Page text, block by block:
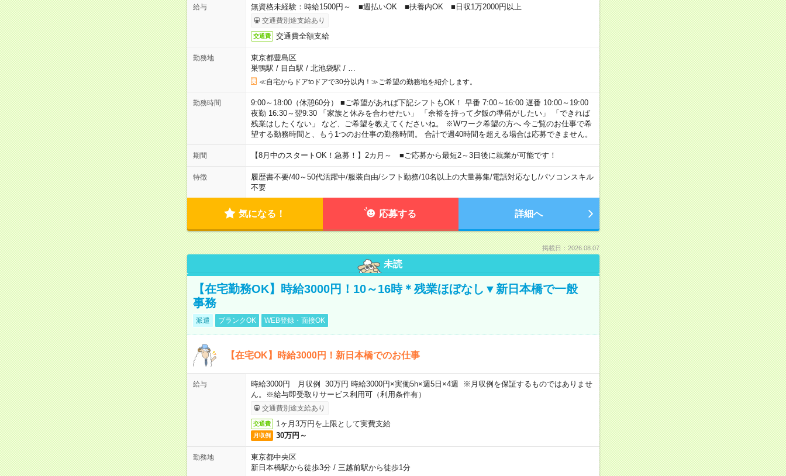
給与 無資格未経験：時給1500円～ ■週払いOK ■扶養内OK ■日収1万2000円以上
交通費別途支給あり
交通費 交通費全額支給
勤務地
東京都豊島区
巣鴨駅 / 目白駅 / 北池袋駅 /
≪自宅からドアtoドアで30分以内！≫ご希望の勤務地を紹介します。
勤務時間
9:00～18:00（休憩60分） ■ご希望があれば下記シフトもOK！ 早番 7:00～16:00 遅番 10:00～19:00
夜勤 16:30～翌9:30 「家族と休みを合わせたい」 「余裕を持って夕飯の準備がしたい」 「できれば
残業はしたくない」 など、ご希望を教えてくださいね。 ※Wワーク希望の方へ 今ご覧のお仕事で希
望する勤務時間と、もう1つのお仕事の勤務時間。 合計で週40時間を超える場合は応募できません。
期間 【8月中のスタートOK！急募！】2カ月～ ■ご応募から最短2～3日後に就業が可能です！
特徴 履歴書不要/40～50代活躍中/服装自由/シフト勤務/10名以上の大量募集/電話対応なし/パソコンスキル
不要
気になる！ 応募する 詳細へ
掲載日：2026.08.07
未読
【在宅勤務OK】時給3000円！10～16時＊残業ほぼなし▼新日本橋で一般
事務
派遣 ブランクOK WEB登録・面接OK
【在宅OK】時給3000円！新日本橋でのお仕事
給与
時給3000円 月収例 30万円 時給3000円×実働5h×週5日×4週 ※月収例を保証するものではありませ
ん。※給与即受取りサービス利用可（利用条件有）
交通費別途支給あり
交通費 1ヶ月3万円を上限として実費支給
月収例 30万円～
勤務地
東京都中央区
新日本橋駅から徒歩3分/ 三越前駅から徒歩1分